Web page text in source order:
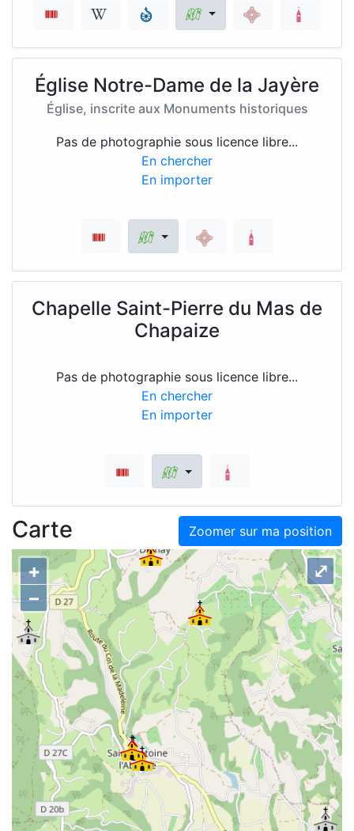
Église Notre-Dame de la Jayère
Église, inscrite aux Monuments historiques
Pas de photographie sous licence libre...
En chercher
En importer
Chapelle Saint-Pierre du Mas de
Chapaize
Pas de photographie sous licence libre...
En chercher
En importer
Zoomer sur ma position
Carte
+
–
⤢